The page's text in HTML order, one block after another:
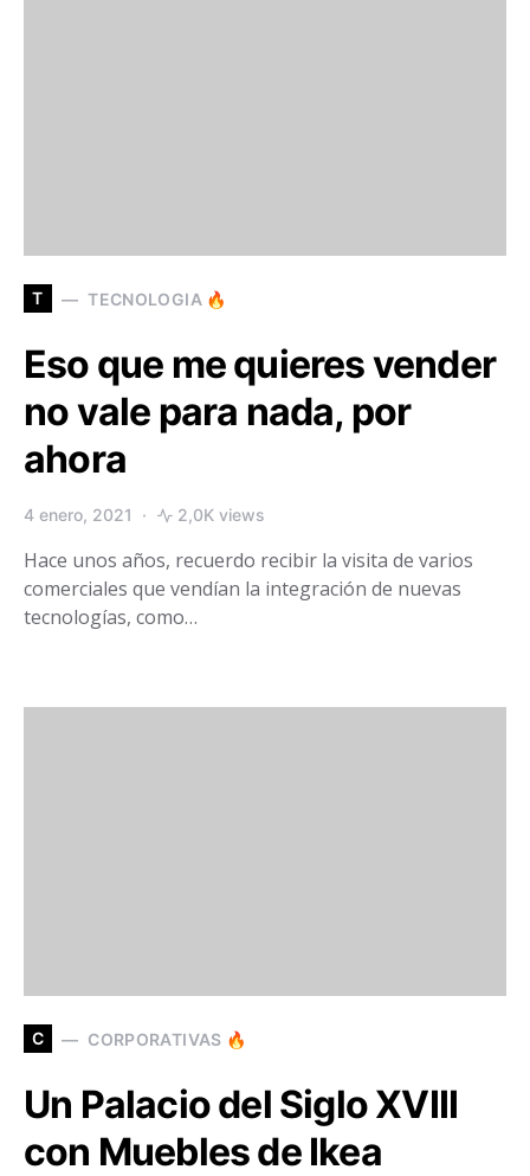
T TECNOLOGIA 🔥
Eso que me quieres vender
no vale para nada, por
ahora
4 enero, 2021 2,0K views
Hace unos años, recuerdo recibir la visita de varios
comerciales que vendían la integración de nuevas
tecnologías, como…
C CORPORATIVAS 🔥
Un Palacio del Siglo XVIII
con Muebles de Ikea